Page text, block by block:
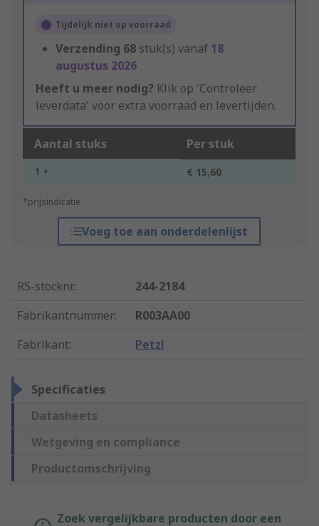
Tijdelijk niet op voorraad
Verzending 68 stuk(s) vanaf 18
augustus 2026
Heeft u meer nodig? Klik op 'Controleer
leverdata' voor extra voorraad en levertijden.
Aantal stuks Per stuk
1 + € 15,60
*prijsindicatie
Voeg toe aan onderdelenlijst
RS-stocknr.:
244-2184
Fabrikantnummer:
R003AA00
Fabrikant: Petzl
Specificaties
Datasheets
Wetgeving en compliance
Productomschrijving
Zoek vergelijkbare producten door een